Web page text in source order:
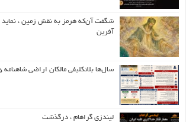
شگفت آن‌که هرمز به نقش زمین ،
آفرین
سال‌ها بلاتکلیفی مالکان اراضی شاهنامه ۳۵ مشهد
لیندزی گراهام ، درگذشت